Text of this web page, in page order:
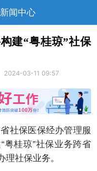
闻中心
建“粤桂琼”社保
2024-03-11 09:57
保医保经办管理服
粤桂琼”社保业务跨省
社保业务。